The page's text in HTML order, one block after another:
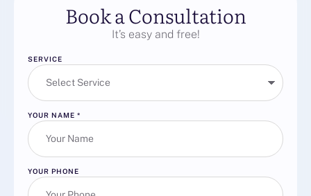
Book a Consultation
It’s easy and free!
SERVICE
YOUR NAME *
YOUR PHONE